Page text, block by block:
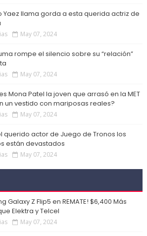
Yaez llama gorda a esta querida actriz de
May 07, 2024
rompe el silencio sobre su “relación”
May 07, 2024
Mona Patel la joven que arrasó en la MET
un vestido con mariposas reales?
May 07, 2024
querido actor de Juego de Tronos los
están devastados
May 07, 2024
Galaxy Z Flip5 en REMATE! $6,400 Más
Elektra y Telcel
May 07, 2024